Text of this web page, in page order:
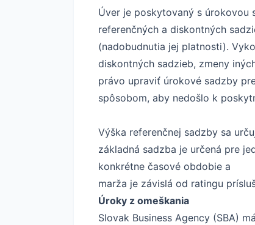
Úver je poskytovaný s úrokovou
referenčných a diskontných
(nadobudnutia jej platnosti).
diskontných sadzieb, zmeny
právo upraviť úrokové sadzby
spôsobom, aby nedošlo k
Výška referenčnej sadzby sa
základná sadzba je určená pre
konkrétne časové obdobie a
marža je závislá od ratingu
Úroky z omeškania
Slovak Business Agency (SBA)